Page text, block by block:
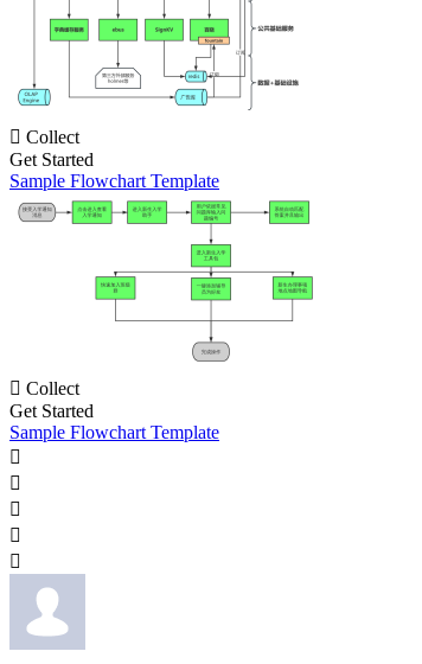
 Collect
Get Started
Sample Flowchart Template
 Collect
Get Started
Sample Flowchart Template




